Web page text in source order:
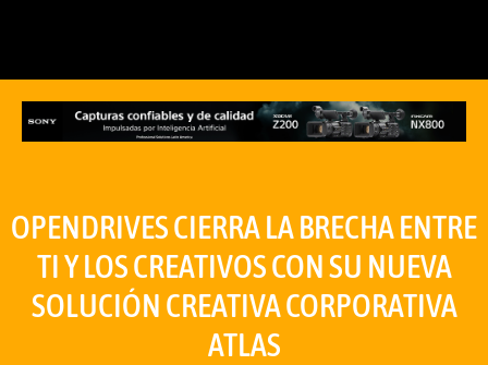
OPENDRIVES CIERRA LA BRECHA ENTRE
TI Y LOS CREATIVOS CON SU NUEVA
SOLUCIÓN CREATIVA CORPORATIVA
ATLAS